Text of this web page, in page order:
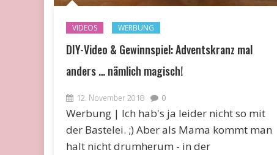
VIDEOS WERBUNG
DIY-Video & Gewinnspiel: Adventskranz mal
anders … nämlich magisch!
12. November 2018 0
Werbung | Ich hab's ja leider nicht so mit
der Bastelei. ;) Aber als Mama kommt man
halt nicht drumherum - in der